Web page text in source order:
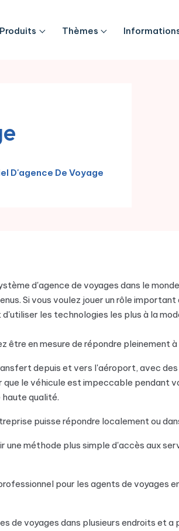
Thèmes
D'agence De Voyage
d'agence de voyages dans le
Si vous voulez jouer un rôle
les technologies les plus à la
être en mesure de répondre pleinement
depuis et vers l'aéroport, avec
le véhicule est impeccable
qualité.
puisse répondre localement ou
une méthode plus simple d'accès aux
pour les agents de voyages
de voyages dans plusieurs endroits et